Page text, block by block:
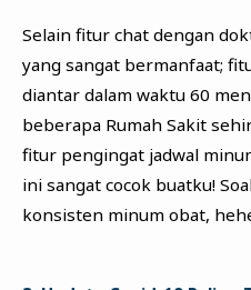
Selain fitur chat dengan
yang sangat bermanfaat;
diantar dalam waktu 60
beberapa Rumah Sakit
fitur pengingat jadwal
ini sangat cocok buatku!
konsisten minum obat,